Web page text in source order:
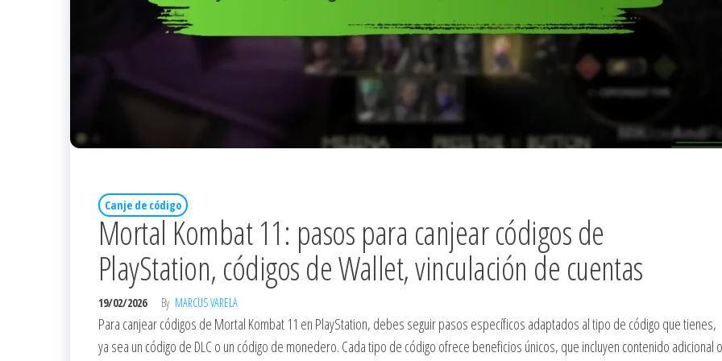
Canje de código
Mortal Kombat 11: pasos para canjear códigos de
PlayStation, códigos de Wallet, vinculación de cuentas
19/02/2026 By MARCUS VARELA
Para canjear códigos de Mortal Kombat 11 en PlayStation, debes seguir pasos específicos adaptados al tipo de código que tienes,
ya sea un código de DLC o un código de monedero. Cada tipo de código ofrece beneficios únicos, que incluyen contenido adicional o